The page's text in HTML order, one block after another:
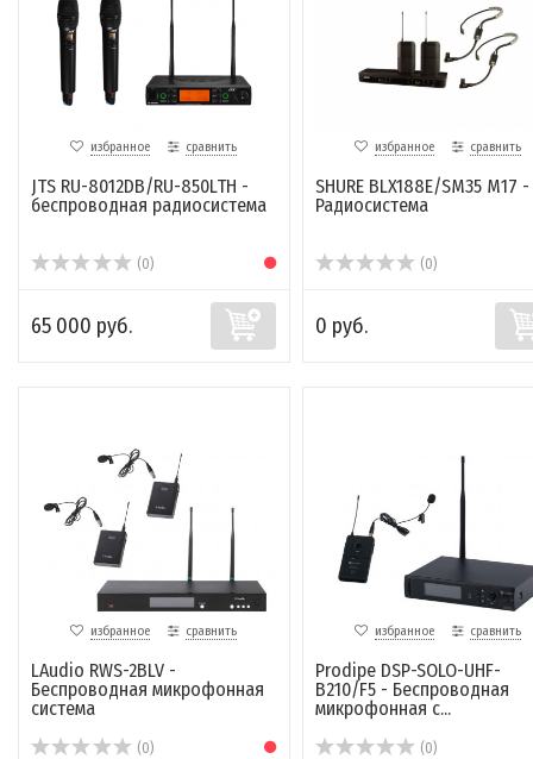
избранное сравнить
JTS RU-8012DB/RU-850LTH -
беспроводная радиосистема
(0)
65 000 руб.
избранное сравнить
SHURE BLX188E/SM35 M17 -
Радиосистема
(0)
0 руб.
избранное сравнить
LAudio RWS-2BLV -
Беспроводная микрофонная
система
(0)
избранное сравнить
Prodipe DSP-SOLO-UHF-
B210/F5 - Беспроводная
микрофонная с...
(0)